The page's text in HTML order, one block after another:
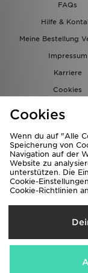
FAQs
Hilfe &
Meine Bestellung
Impressum
Karriere
Cookies
Wir
Cookies
Wenn du auf "Alle
Speicherung von
Navigation auf der
Website zu
unterstützen. Die
Cookie-
Cookie-Richtlinien